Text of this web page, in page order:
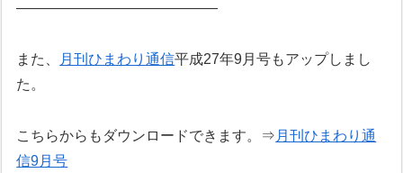
——————————————
また、 月刊ひまわり通信平成27年9月号もアップしまし
た。
こちらからもダウンロードできます。⇒ 月刊ひまわり通
信9月号